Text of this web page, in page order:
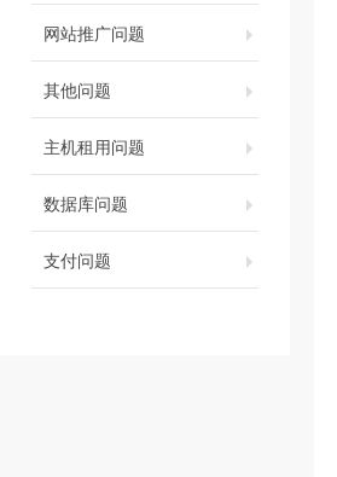
网站推广问题
其他问题
主机租用问题
数据库问题
支付问题